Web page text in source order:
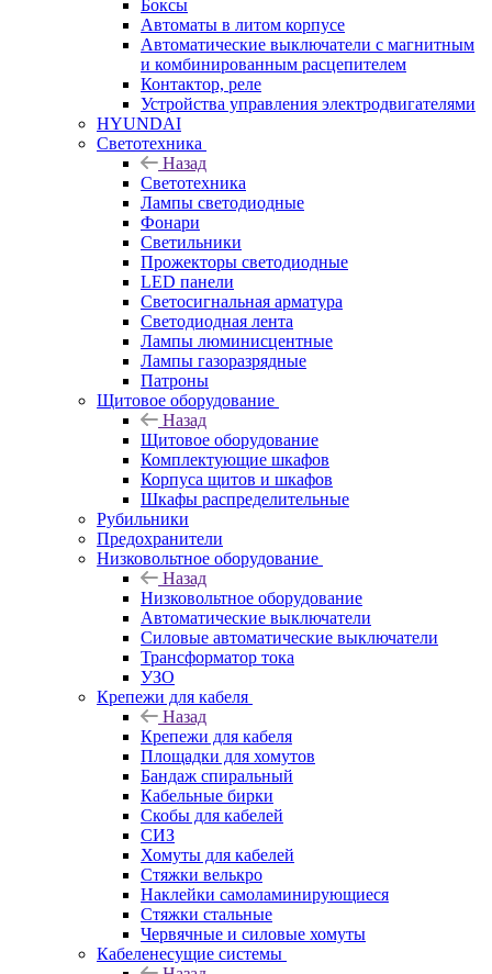
Боксы
Автоматы в литом корпусе
Автоматические выключатели с магнитным
и комбинированным расцепителем
Контактор, реле
Устройства управления электродвигателями
HYUNDAI
Светотехника
Назад
Светотехника
Лампы светодиодные
Фонари
Светильники
Прожекторы светодиодные
LED панели
Светосигнальная арматура
Светодиодная лента
Лампы люминисцентные
Лампы газоразрядные
Патроны
Щитовое оборудование
Назад
Щитовое оборудование
Комплектующие шкафов
Корпуса щитов и шкафов
Шкафы распределительные
Рубильники
Предохранители
Низковольтное оборудование
Назад
Низковольтное оборудование
Автоматические выключатели
Силовые автоматические выключатели
Трансформатор тока
УЗО
Крепежи для кабеля
Назад
Крепежи для кабеля
Площадки для хомутов
Бандаж спиральный
Кабельные бирки
Cкобы для кабелей
СИЗ
Хомуты для кабелей
Стяжки велькро
Наклейки самоламинирующиеся
Стяжки стальные
Червячные и силовые хомуты
Кабеленесущие системы